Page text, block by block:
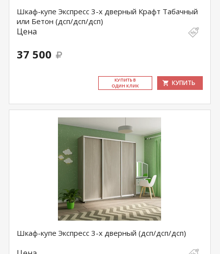
Шкаф-купе Экспресс 3-х дверный Крафт Табачный
или Бетон (дсп/дсп/дсп)
Цена
37 500
КУ­ПИТЬ В
ОДИН КЛИК
КУПИТЬ
Шкаф-купе Экспресс 3-х дверный (дсп/дсп/дсп)